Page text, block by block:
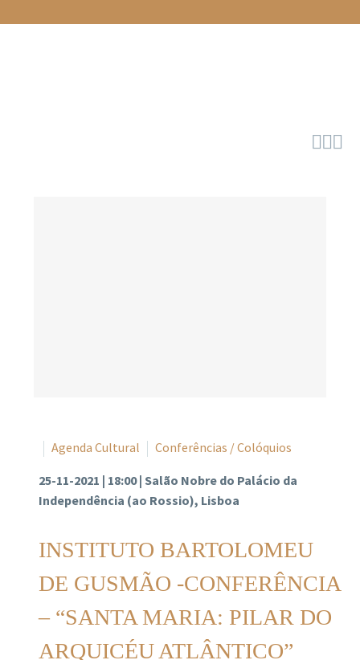

Agenda Cultural Conferências / Colóquios
25-11-2021 | 18:00 | Salão Nobre do Palácio da
Independência (ao Rossio), Lisboa
INSTITUTO BARTOLOMEU
DE GUSMÃO -CONFERÊNCIA
– “SANTA MARIA: PILAR DO
ARQUICÉU ATLÂNTICO”